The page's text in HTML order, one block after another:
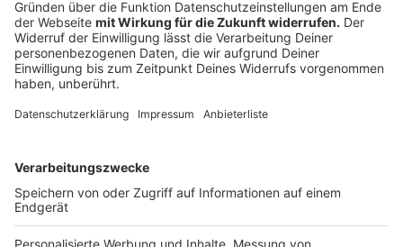
Stadt Leverkusen bremst Ausbaupläne für Supermarkt
Leverkusener Notärzte sollen per Bildschirm helfen
Vier Wochen Biotonne in Leverkusen - AVEA ist
Anzeige